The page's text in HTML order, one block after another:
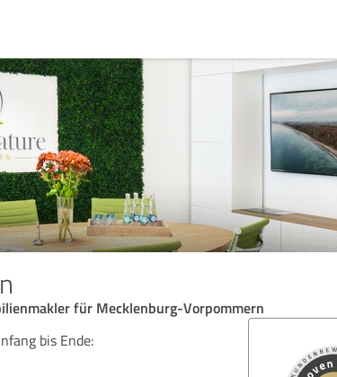
für Mecklenburg-Vorpommern
bis Ende: